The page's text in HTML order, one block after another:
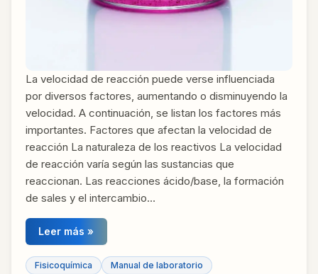
La velocidad de reacción puede verse influenciada
por diversos factores, aumentando o disminuyendo la
velocidad. A continuación, se listan los factores más
importantes. Factores que afectan la velocidad de
reacción La naturaleza de los reactivos La velocidad
de reacción varía según las sustancias que
reaccionan. Las reacciones ácido/base, la formación
de sales y el intercambio…
Leer más »
Fisicoquímica Manual de laboratorio